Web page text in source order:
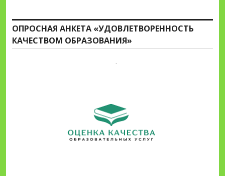
ОПРОСНАЯ АНКЕТА «УДОВЛЕТВОРЕННОСТЬ
КАЧЕСТВОМ ОБРАЗОВАНИЯ»